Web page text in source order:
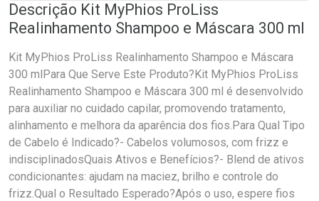
Descrição Kit MyPhios ProLiss
Realinhamento Shampoo e Máscara 300 ml
Kit MyPhios ProLiss Realinhamento Shampoo e Máscara
300 mlPara Que Serve Este Produto?Kit MyPhios ProLiss
Realinhamento Shampoo e Máscara 300 ml é desenvolvido
para auxiliar no cuidado capilar, promovendo tratamento,
alinhamento e melhora da aparência dos fios.Para Qual Tipo
de Cabelo é Indicado?- Cabelos volumosos, com frizz e
indisciplinadosQuais Ativos e Benefícios?- Blend de ativos
condicionantes: ajudam na maciez, brilho e controle do
frizz.Qual o Resultado Esperado?Após o uso, espere fios